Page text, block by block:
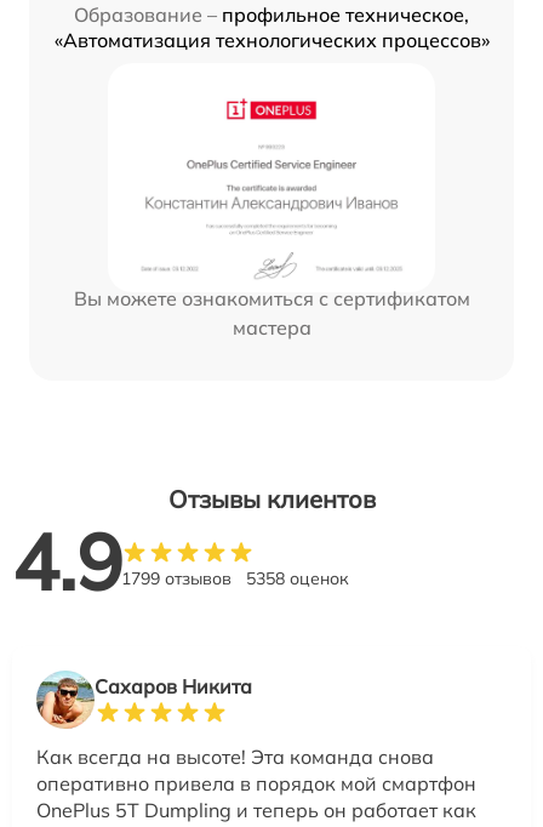
Образование – профильное техническое,
«Автоматизация технологических процессов»
Вы можете ознакомиться с сертификатом
мастера
Отзывы клиентов
4.91799 отзывов 5358 оценок
Сахаров Никита
Как всегда на высоте! Эта команда снова
оперативно привела в порядок мой смартфон
OnePlus 5T Dumpling и теперь он работает как